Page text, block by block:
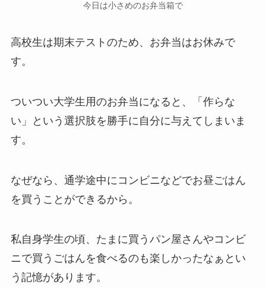
今日は小さめのお弁当箱で
高校生は期末テストのため、お弁当はお休みで
す。
ついつい大学生用のお弁当になると、「作らな
い」という選択肢を勝手に自分に与えてしまいま
す。
なぜなら、通学途中にコンビニなどでお昼ごはん
を買うことができるから。
私自身学生の頃、たまに買うパン屋さんやコンビ
ニで買うごはんを食べるのも楽しかったなぁとい
う記憶があります。